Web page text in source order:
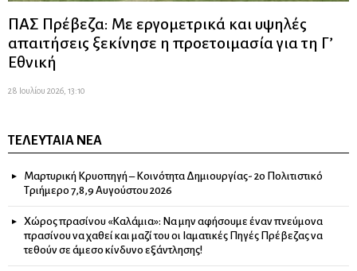
ΠΑΣ Πρέβεζα: Με εργομετρικά και υψηλές
απαιτήσεις ξεκίνησε η προετοιμασία για τη Γ’
Εθνική
28 Ιουλίου 2026, 13:10
ΤΕΛΕΥΤΑΊΑ ΝΈΑ
Μαρτυρική Κρυοπηγή – Κοινότητα Δημιουργίας- 2ο Πολιτιστικό
Τριήμερο 7,8,9 Αυγούστου 2026
Χώρος πρασίνου «Καλάμια»: Να μην αφήσουμε έναν πνεύμονα
πρασίνου να χαθεί και μαζί του οι Ιαματικές Πηγές Πρέβεζας να
τεθούν σε άμεσο κίνδυνο εξάντλησης!